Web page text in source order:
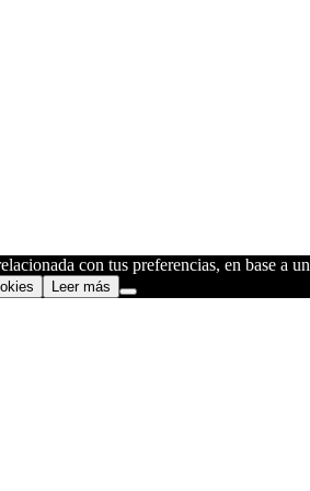
con tus preferencias, en base a
Leer más